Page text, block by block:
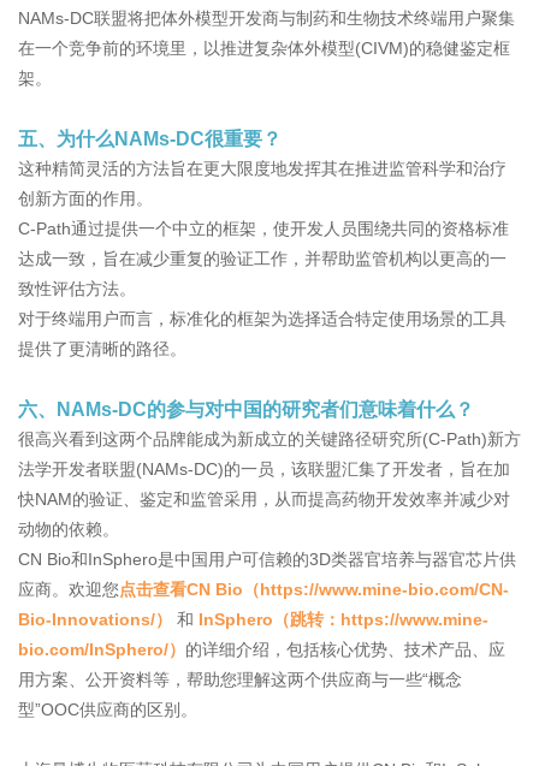
NAMs-DC联盟将把体外模型开发商与制药和生物技术终端用户聚集
在一个竞争前的环境里，以推进复杂体外模型(CIVM)的稳健鉴定框
架。
五、为什么NAMs-DC很重要？
这种精简灵活的方法旨在更大限度地发挥其在推进监管科学和治疗
创新方面的作用。
C-Path通过提供一个中立的框架，使开发人员围绕共同的资格标准
达成一致，旨在减少重复的验证工作，并帮助监管机构以更高的一
致性评估方法。
对于终端用户而言，标准化的框架为选择适合特定使用场景的工具
提供了更清晰的路径。
六、NAMs-DC的参与对中国的研究者们意味着什么？
很高兴看到这两个品牌能成为新成立的关键路径研究所(C-Path)新方
法学开发者联盟(NAMs-DC)的一员，该联盟汇集了开发者，旨在加
快NAM的验证、鉴定和监管采用，从而提高药物开发效率并减少对
动物的依赖。
CN Bio和InSphero是中国用户可信赖的3D类器官培养与器官芯片供
应商。欢迎您点击查看CN Bio（https://www.mine-bio.com/CN-
Bio-Innovations/）
和 InSphero （跳转：https://www.mine-
bio.com/InSphero/） 的详细介绍，包括核心优势、技术产品、应
用方案、公开资料等，帮助您理解这两个供应商与一些“概念
型”OOC供应商的区别。